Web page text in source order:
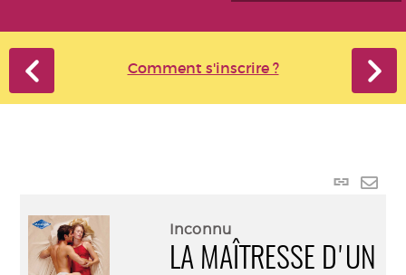
Comment s'inscrire ?
Lien
mail
Inconnu
LA MAÎTRESSE D'UN